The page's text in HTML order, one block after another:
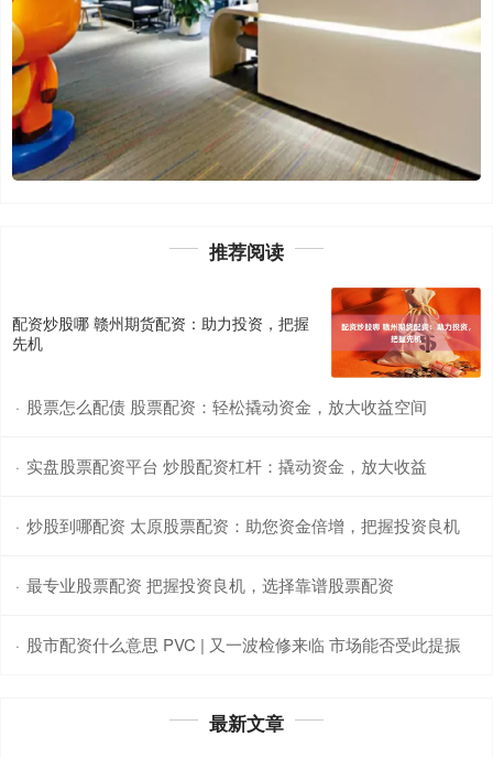
推荐阅读
配资炒股哪 赣州期货配资：助力投资，把握
先机
· 股票怎么配债 股票配资：轻松撬动资金，放大收益空间
· 实盘股票配资平台 炒股配资杠杆：撬动资金，放大收益
· 炒股到哪配资 太原股票配资：助您资金倍增，把握投资良机
· 最专业股票配资 把握投资良机，选择靠谱股票配资
· 股市配资什么意思 PVC | 又一波检修来临 市场能否受此提振
最新文章